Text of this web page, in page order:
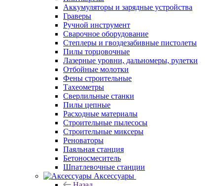
Аккумуляторы и зарядные устройства
Граверы
Ручной инструмент
Сварочное оборудование
Степлеры и гвоздезабивные пистолеты
Пилы торцовочные
Лазерные уровни, дальномеры, рулетки
Отбойные молотки
Фены строительные
Тахеометры
Сверлильные станки
Пилы цепные
Расходные материалы
Строительные пылесосы
Строительные миксеры
Реноваторы
Паяльная станция
Бетоносмеситель
Шпатлевочные станции
Аксессуары